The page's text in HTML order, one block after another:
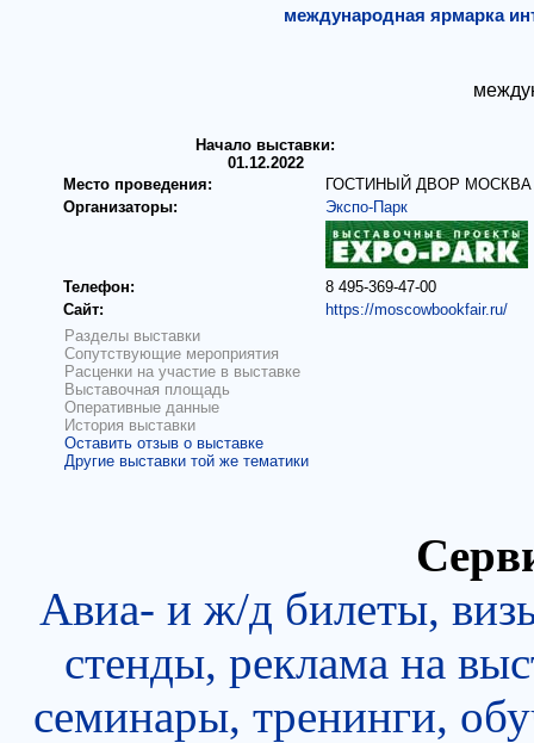
международная ярмарка
Начало выставки:
01.12.2022
Место проведения:
ГОСТИНЫЙ ДВОР МОСКВА
Организаторы:
Экспо-Парк
Телефон:
8 495-369-47-00
Сайт:
https://moscowbookfair.ru/
Разделы выставки
Сопутствующие мероприятия
Расценки на участие в выставке
Выставочная площадь
Оперативные данные
История выставки
Оставить отзыв о выставке
Другие выставки той же тематики
Авиа- и ж/д билеты,
стенды, реклама на
семинары, тренинги,